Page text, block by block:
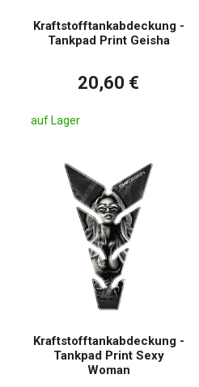
Kraftstofftankabdeckung -
Tankpad Print Geisha
20,60 €
auf Lager
Kraftstofftankabdeckung -
Tankpad Print Sexy
Woman